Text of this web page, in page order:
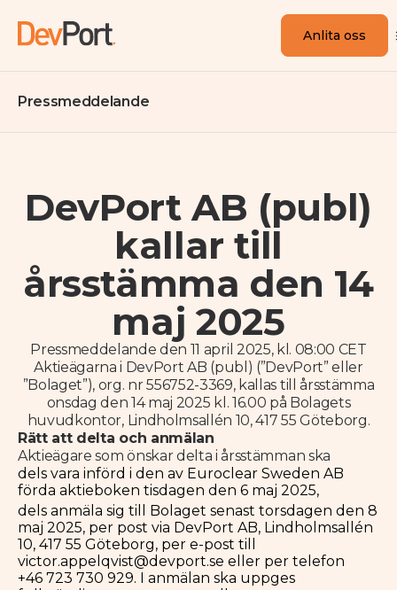
Anlita oss
Pressmeddelande
DevPort AB (publ)
kallar till
årsstämma den 14
maj 2025
Pressmeddelande den 11 april 2025, kl. 08:00 CET
Aktieägarna i DevPort AB (publ) (”DevPort” eller
”Bolaget”), org. nr 556752-3369, kallas till årsstämma
onsdag den 14 maj 2025 kl. 16.00 på Bolagets
huvudkontor, Lindholmsallén 10, 417 55 Göteborg.
Rätt att delta och anmälan
Aktieägare som önskar delta i årsstämman ska
dels vara införd i den av Euroclear Sweden AB
förda aktieboken tisdagen den 6 maj 2025,
dels anmäla sig till Bolaget senast torsdagen den 8
maj 2025, per post via DevPort AB, Lindholmsallén
10, 417 55 Göteborg, per e-post till
victor.appelqvist@devport.se eller per telefon
+46 723 730 929. I anmälan ska uppges